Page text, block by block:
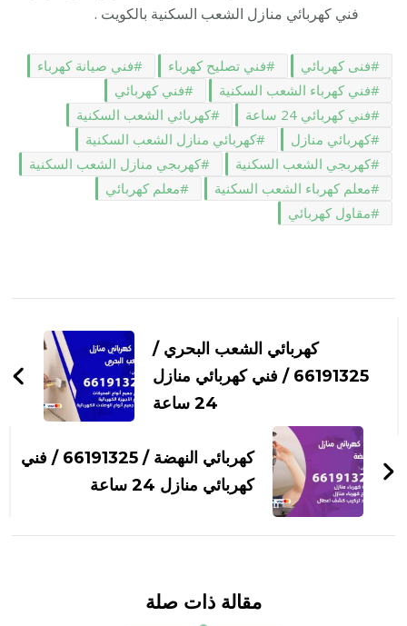
فني كهربائي منازل الشعب السكنية بالكويت .
فنى كهربائي فني تصليح كهرباء
فني صيانة كهرباء
فني كهرباء الشعب السكنية
فني كهربائي
فني كهربائي 24 ساعة
كهربائي الشعب السكنية
كهربائي منازل
كهربائي منازل الشعب السكنية
كهربجي الشعب السكنية
كهربجي منازل الشعب السكنية
معلم كهرباء الشعب السكنية
معلم كهربائي
مقاول كهربائي
التدوينات
كهربائي الشعب البحري /
66191325 / فني كهربائي منازل
24 ساعة
كهربائي النهضة / 66191325 / فني
كهربائي منازل 24 ساعة
مقالة ذات صلة